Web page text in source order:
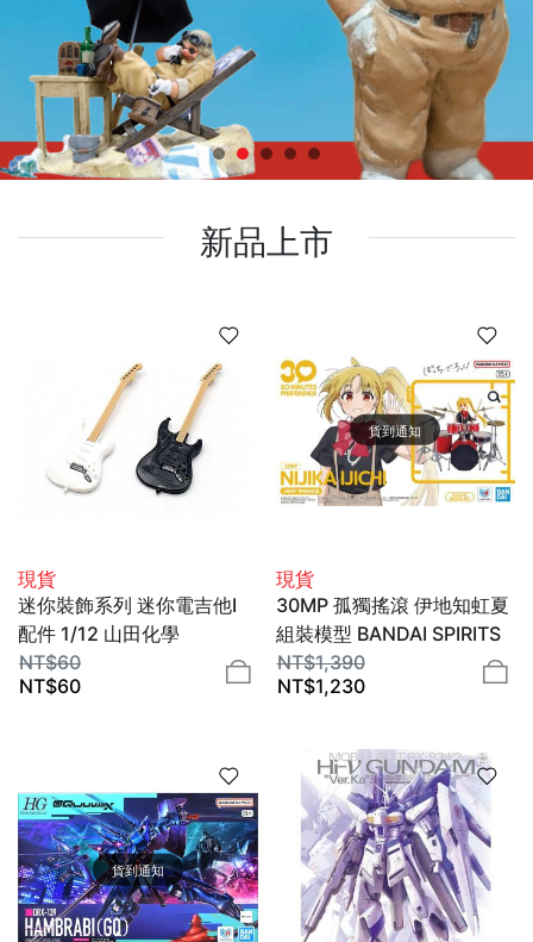
新品上市
現貨
迷你裝飾系列 迷你電吉他Ⅰ
配件 1/12 山田化學
NT$60
NT$60
貨到通知
現貨
30MP 孤獨搖滾 伊地知虹夏
組裝模型 BANDAI SPIRITS
NT$1,390
NT$1,230
貨到通知